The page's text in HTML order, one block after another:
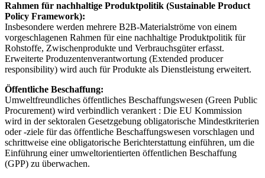
Rahmen für nachhaltige Produktpolitik (Sustainable Product
Policy Framework):
Insbesondere werden mehrere B2B-Materialströme von einem
vorgeschlagenen Rahmen für eine nachhaltige Produktpolitik für
Rohstoffe, Zwischenprodukte und Verbrauchsgüter erfasst.
Erweiterte Produzentenverantwortung (Extended producer
responsibility) wird auch für Produkte als Dienstleistung erweitert.
Öffentliche Beschaffung:
Umweltfreundliches öffentliches Beschaffungswesen (Green Public
Procurement) wird verbindlich verankert : Die EU Kommission
wird in der sektoralen Gesetzgebung obligatorische Mindestkriterien
oder -ziele für das öffentliche Beschaffungswesen vorschlagen und
schrittweise eine obligatorische Berichterstattung einführen, um die
Einführung einer umweltorientierten öffentlichen Beschaffung
(GPP) zu überwachen.